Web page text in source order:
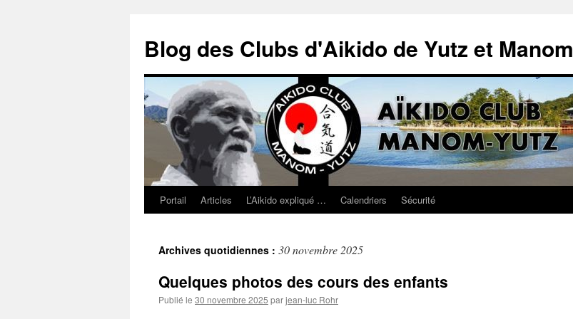
Blog des Clubs d'Aikido de Yutz et Manom
Aller
contenu
Portail Articles L’Aikido expliqué … Calendriers Sécurité
Archives quotidiennes : 30 novembre 2025
Quelques photos des cours des enfants
Publié le 30 novembre 2025 parjean-luc Rohr